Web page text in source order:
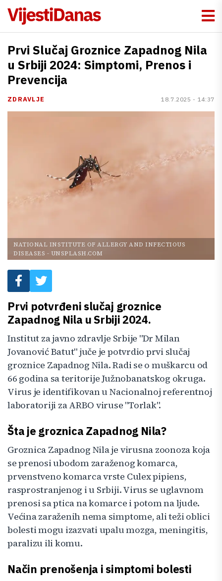
Prvi Slučaj Groznice Zapadnog Nila
u Srbiji 2024: Simptomi, Prenos i
Prevencija
ZDRAVLJE 18.7.2025 - 14:37
NATIONAL INSTITUTE OF ALLERGY AND INFECTIOUS
DISEASES - UNSPLASH.COM
Prvi potvrđeni slučaj groznice
Zapadnog Nila u Srbiji 2024.
Institut za javno zdravlje Srbije "Dr Milan
Jovanović Batut" juče je potvrdio prvi slučaj
groznice Zapadnog Nila. Radi se o muškarcu od
66 godina sa teritorije Južnobanatskog okruga.
Virus je identifikovan u Nacionalnoj referentnoj
laboratoriji za ARBO viruse "Torlak".
Šta je groznica Zapadnog Nila?
Groznica Zapadnog Nila je virusna zoonoza koja
se prenosi ubodom zaraženog komarca,
prvenstveno komarca vrste Culex pipiens,
rasprostranjenog i u Srbiji. Virus se uglavnom
prenosi sa ptica na komarce i potom na ljude.
Većina zaraženih nema simptome, ali teži oblici
bolesti mogu izazvati upalu mozga, meningitis,
paralizu ili komu.
Način prenošenja i simptomi bolesti